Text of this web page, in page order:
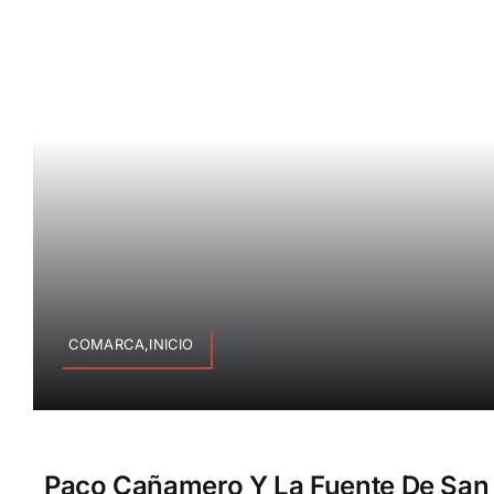
COMARCA,INICIO
Paco Cañamero Y La Fuente De